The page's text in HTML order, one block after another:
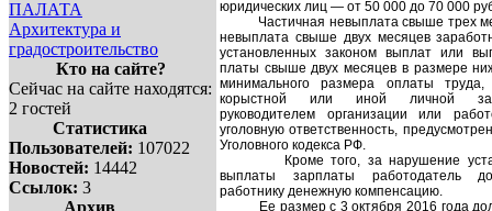
ПАЛАТА
Архитектура и
градостроительство
Кто на сайте?
Сейчас на сайте находятся:
2 гостей
Статистика
Пользователей: 107022
Новостей: 14442
Ссылок: 3
Архив
юридических лиц — от 50 000 до 70 000
Частичная невыплата свыше трех
невыплата свыше двух месяцев
установленных законом выплат или
платы свыше двух месяцев в размере
минимального размера оплаты
корыстной или иной личной
руководителем организации или
уголовную ответственность,
Уголовного кодекса РФ.
Кроме того, за нарушение
выплаты зарплаты работодатель
работнику денежную компенсацию.
Ее размер с 3 октября 2016 года